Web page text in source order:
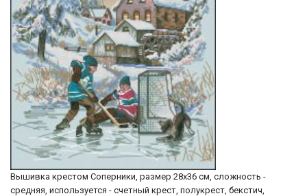
Вышивка крестом Соперники, размер 28х36 см, сложность -
средняя, используется - счетный крест, полукрест, бекстич,